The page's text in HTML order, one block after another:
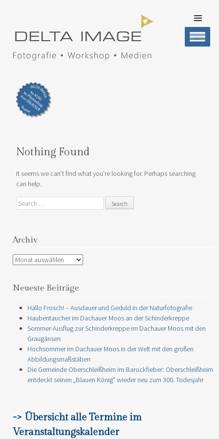
CONTENT
Nothing Found
It seems we can’t find what you’re looking for. Perhaps searching
can help.
Search
Archiv
Archiv
Neueste Beiträge
Hallo Frosch! – Ausdauer und Geduld in der Naturfotografie
Haubentaucher im Dachauer Moos an der Schinderkreppe
Sommer-Ausflug zur Schinderkreppe im Dachauer Moos mit den
Graugänsen
Hochsommer im Dachauer Moos in der Welt mit den großen
Abbildungsmaßstäben
Die Gemeinde Oberschleißheim im Barockfieber: Oberschleißheim
entdeckt seinen „Blauen König“ wieder neu zum 300. Todesjahr
-> Übersicht alle Termine im
Veranstaltungskalender